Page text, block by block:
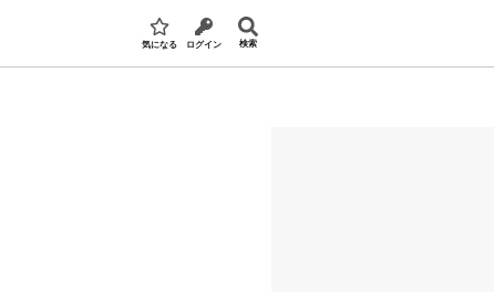
気になる ログイン 検索